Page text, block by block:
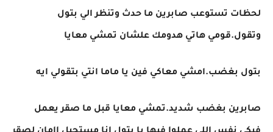
لحظات تستوعب صابرين ما حدث وتنظر الي بتول
وتقول.قومي هاتي هدومك علشان تمشي معايا
بتول بغضب.امشي معاكي فين يا ماما انتي بتقولي ايه
صابرين بغضب شديد.تمشي معايا قبل ما صقر يعمل